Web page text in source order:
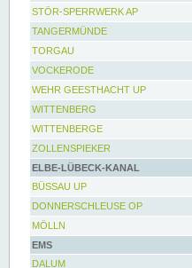
STÖR-SPERRWERK AP
TANGERMÜNDE
TORGAU
VOCKERODE
WEHR GEESTHACHT UP
WITTENBERG
WITTENBERGE
ZOLLENSPIEKER
ELBE-LÜBECK-KANAL
BÜSSAU UP
DONNERSCHLEUSE OP
MÖLLN
EMS
DALUM